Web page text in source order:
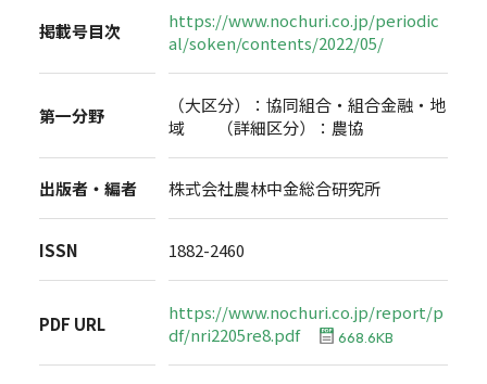
掲載号目次
https://www.nochuri.co.jp/periodic
al/soken/contents/2022/05/
第一分野
（大区分）：協同組合・組合金融・地
域 （詳細区分）：農協
出版者・編者 株式会社農林中金総合研究所
ISSN 1882-2460
PDF URL
https://www.nochuri.co.jp/report/p
df/nri2205re8.pdf
668.6KB